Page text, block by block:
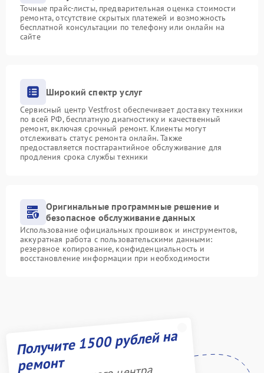
Точные прайс-листы, предварительная оценка стоимости
ремонта, отсутствие скрытых платежей и возможность
бесплатной консультации по телефону или онлайн на
сайте
Широкий спектр услуг
Сервисный центр Vestfrost обеспечивает доставку техники
по всей РФ, бесплатную диагностику и качественный
ремонт, включая срочный ремонт. Клиенты могут
отслеживать статус ремонта онлайн. Также
предоставляется постгарантийное обслуживание для
продления срока службы техники
Оригинальные программные решение и
безопасное обслуживание данных
Использование официальных прошивок и инструментов,
аккуратная работа с пользовательскими данными:
резервное копирование, конфиденциальность и
восстановление информации при необходимости
Получите 1500 рублей на
ремонт